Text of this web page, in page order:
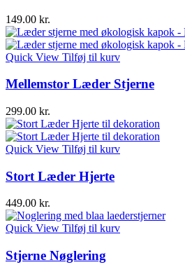
149.00 kr.
Quick View Tilføj til kurv
Mellemstor Læder Stjerne
299.00 kr.
Quick View Tilføj til kurv
Stort Læder Hjerte
449.00 kr.
Quick View Tilføj til kurv
Stjerne Nøglering